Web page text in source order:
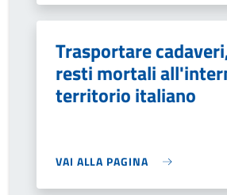
Trasportare
resti mortali
territorio italiano
VAI ALLA PAGINA